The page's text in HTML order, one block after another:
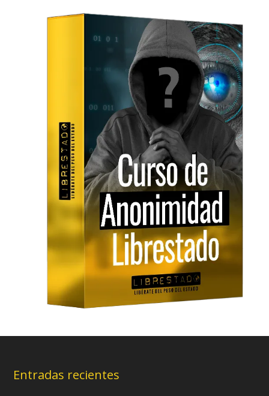
Entradas recientes